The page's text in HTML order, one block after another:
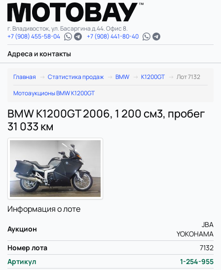
г. Владивосток, ул. Басаргина д.44. Офис 8.
+7 (908) 455-58-04
+7 (908) 441-80-40
Адреса и контакты
Главная Статистика продаж BMW K1200GT
Лот 7132
Мотоаукционы BMW K1200GT
BMW K1200GT 2006, 1 200 см3, пробег
31 033 км
Информация о лоте
Аукцион
JBA
YOKOHAMA
Номер лота
7132
Артикул
1-254-955